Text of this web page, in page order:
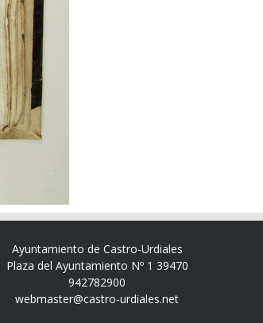
Ayuntamiento de Castro-Urdiales
Plaza del Ayuntamiento Nº 1 39470
942782900
webmaster@castro-urdiales.net